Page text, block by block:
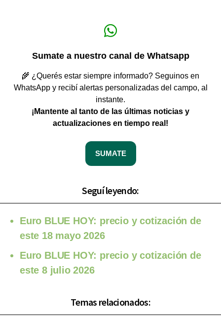
Sumate a nuestro canal de Whatsapp
🌾 ¿Querés estar siempre informado? Seguinos en
WhatsApp y recibí alertas personalizadas del campo, al
instante.
¡Mantente al tanto de las últimas noticias y
actualizaciones en tiempo real!
SUMATE
Seguí leyendo:
Euro BLUE HOY: precio y cotización de
este 18 mayo 2026
Euro BLUE HOY: precio y cotización de
este 8 julio 2026
Temas relacionados: